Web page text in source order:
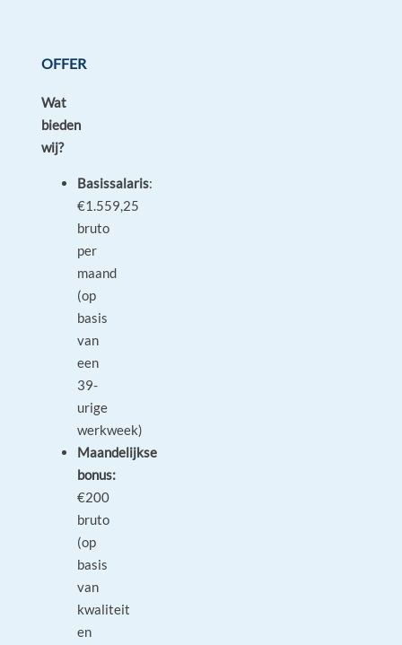
OFFER
Wat
bieden
wij?
Basissalaris:
€1.559,25
bruto
per
maand
(op
basis
van
een
39-
urige
werkweek)
Maandelijkse
bonus:
€200
bruto
(op
basis
van
kwaliteit
en